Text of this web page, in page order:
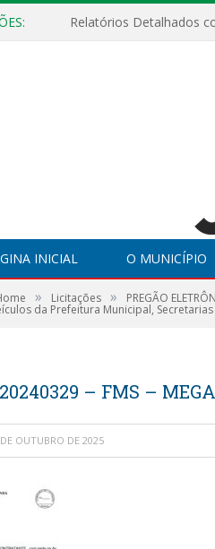
INICIAL O MUNICÍPIO
» Licitações » PREGÃO
da Prefeitura Municipal,
– FMS – MEGA
OUTUBRO DE 2025